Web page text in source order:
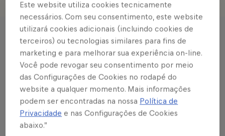
Histórias
Este website utiliza cookies tecnicamente
necessários. Com seu consentimento, este website
utilizará cookies adicionais (incluindo cookies de
terceiros) ou tecnologias similares para fins de
marketing e para melhorar sua experiência on-line.
Você pode revogar seu consentimento por meio
das Configurações de Cookies no rodapé do
website a qualquer momento. Mais informações
podem ser encontradas na nossa Política de
Privacidade e nas Configurações de Cookies
abaixo.”